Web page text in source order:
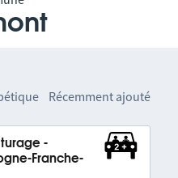
Récemment ajouté
-
Franche-